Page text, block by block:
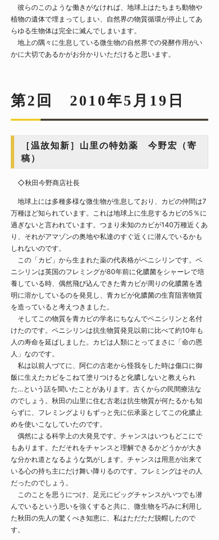
彼らのこのような働きがなければ、地球上はたちまち動物や
植物の遺体で埋まってしまい、自然界の物質循環が停止してあ
らゆる生物体は完全に滅んでしまいます。
地上の隅々に生息している微生物の自然界での発酵作用がい
かに大切であるかがお分かりいただけると思います。
第2回 2010年5月19日
［温故知新］山里の特効薬 今野宏（寄
稿）
◇秋田今野商店社長
地球上には多種多様な微生物が生息しており、カビの仲間は7
万種ほど知られています。これは地球上に生息するカビの5％に
過ぎないと言われています。つまり未知のカビが140万種近くあ
り、それがアマゾンの奥地や私達のすぐ近くに潜んでいるかも
しれないのです。
この「カビ」から生まれた薬の代表格がペニシリンです。ペ
ニシリンは英国のフレミングが80年前に化膿菌をシャーレで培
養している時、偶然飛び込んできた青カビが周りの化膿菌を透
明に溶かしているのを発見し、青カビが化膿菌の生育阻害物質
を造っていると考えつきました。
そしてこの物質を青カビの学名にちなんでペニシリンと名付
けたのです。ペニシリンは抗生物質発見以前に比べて約10年も
人の寿命を延ばしました。カビは人類にとってまさに「命の恩
人」なのです。
私は以前人づてに、阿仁の古老から怪我をした時は傷口に御
飯に生えたカビをこねて塗りつけると化膿しないと教えられ
た…という話を聞いたことがあります。古くからの民間療法な
のでしょう。秋田の山里に住む古老は抗生物質が何たるかも知
らずに、フレミングよりもずっと先に伝承薬としてこの化膿止
めを使いこなしていたのです。
偶然による科学上の大発見です。チャンスはいつもどこにで
もあります。ただそれをチャンスと理解できるかどうかが大き
な分かれ道となるような気がします。チャンスは用意が出来て
いる心の持ち主にだけ舞い降りるのです。フレミングはその人
だったのでしょう。
このことを思うにつけ、足元にビッグチャンスがいつでも潜
んでいるという思いを強くすると共に、微生物を巧みに利用し
た秋田の先人の驚くべき知恵に、私はただただ脱帽したので
す。